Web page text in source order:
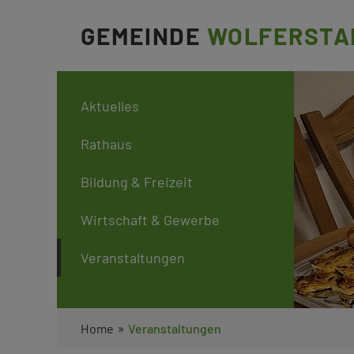
GEMEINDE
Aktuelles
Rathaus
Bildung & Freizeit
Wirtschaft & Gewerbe
Veranstaltungen
Home » Veranstaltungen